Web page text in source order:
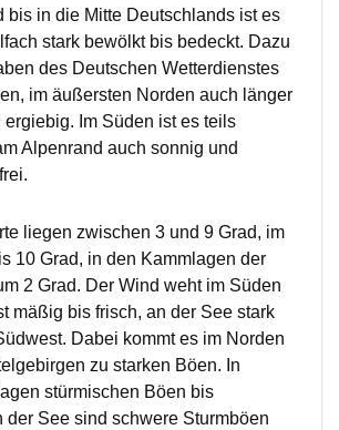
bis in die Mitte Deutschlands ist es
stark bewölkt bis bedeckt. Dazu
des Deutschen Wetterdienstes
im äußersten Norden auch länger
Im Süden ist es teils
Alpenrand auch sonnig und
liegen zwischen 3 und 9 Grad, im
10 Grad, in den Kammlagen der
2 Grad. Der Wind weht im Süden
mäßig bis frisch, an der See stark
Dabei kommt es im Norden
zu starken Böen. In
stürmischen Böen bis
der See sind schwere Sturmböen